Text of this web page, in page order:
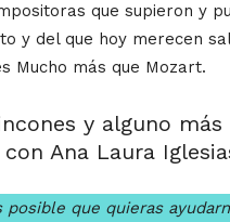
que supieron y
y del que hoy merecen
Mucho más que Mozart.
y alguno
Ana Laura
que quieras